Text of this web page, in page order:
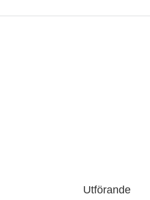
Utförande